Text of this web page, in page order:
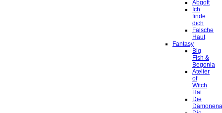
Abgott
Ich
finde
dich
Falsche
Haut
Fantasy
Big
Fish &
Begonia
Atelier
of
Witch
Hat
Die